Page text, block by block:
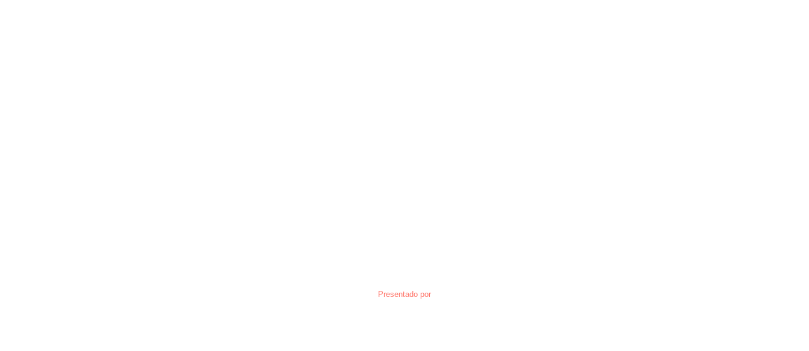
Presentado por